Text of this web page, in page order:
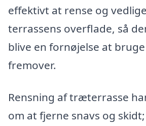
effektivt at rense og
terrassens overflade, så
blive en fornøjelse at
fremover.
Rensning af træterrasse
om at fjerne snavs og